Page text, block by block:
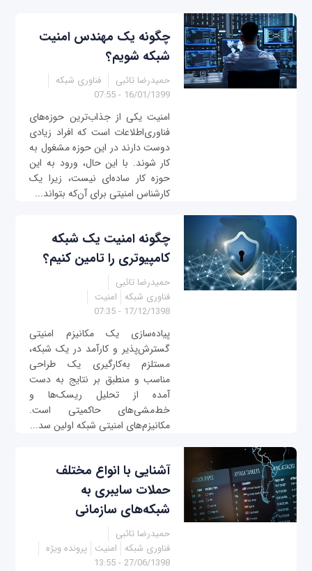
چگونه یک مهندس امنیت
شبکه شویم؟
حمیدرضا تائبی
فناوری شبکه
16/01/1399 - 07:55
امنیت یکی از جذاب‌ترین حوزه‌های
فناوری‌اطلاعات است که افراد زیادی
دوست دارند در این حوزه مشغول به
کار شوند. با این حال، ورود به این
حوزه کار ساده‌‌ای نیست، زیرا یک
کارشناس امنیتی برای آن‌که بتواند...
چگونه امنیت یک شبکه
کامپیوتری را تامین کنیم؟
حمیدرضا تائبی
فناوری شبکه
امنیت
17/12/1398 - 07:35
پیاده‌سازی یک مکانیزم امنیتی
گسترش‌پذیر و کارآمد در یک شبکه،
مستلزم به‌کارگیری یک طراحی
مناسب و منطبق بر نتایج به دست
آمده از تحلیل ریسک‌ها و
خط‌مشی‌های حاکمیتی است.
مکانیزم‌های امنیتی شبکه اولین سد...
آشنایی با انواع مختلف
حملات سایبری به
شبکه‌های سازمانی
حمیدرضا تائبی
فناوری شبکه
امنیت پرونده ویژه
27/06/1398 - 13:55